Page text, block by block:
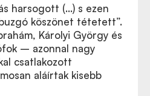
harsogott (…) s ezen
köszönet tétetett”.
Károlyi György és
– azonnal nagy
csatlakozott
aláírtak kisebb